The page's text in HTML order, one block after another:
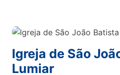
Igreja de São
Lumiar